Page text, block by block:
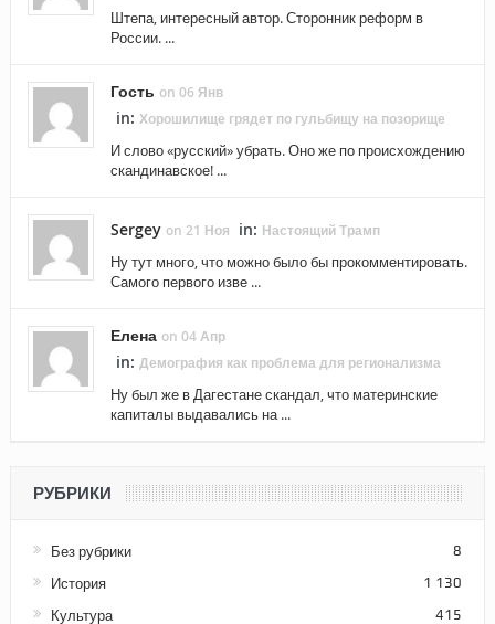
Штепа, интересный автор. Сторонник реформ в
России. ...
Гость on 06 Янв
in: Хорошилище грядет по гульбищу на позорище
И слово «русский» убрать. Оно же по происхождению
скандинавское! ...
Sergey on 21 Ноя in: Настоящий Трамп
Ну тут много, что можно было бы прокомментировать.
Самого первого изве ...
Елена on 04 Апр
in: Демография как проблема для регионализма
Ну был же в Дагестане скандал, что материнские
капиталы выдавались на ...
РУБРИКИ
Без рубрики 8
История 1 130
Культура 415